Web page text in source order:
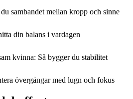
sambandet mellan kropp och sinne
din balans i vardagen
kvinna: Så bygger du stabilitet
övergångar med lugn och fokus